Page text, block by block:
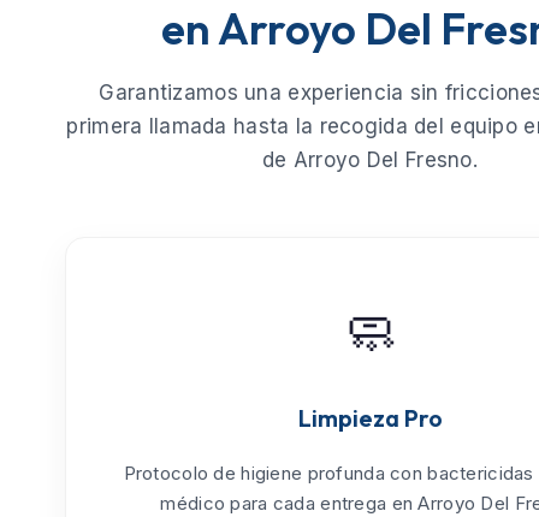
en Arroyo Del
Garantizamos una experiencia sin
primera llamada hasta la recogida del equipo
de Arroyo Del Fresno.
🧼
Limpieza Pro
Protocolo dehigiene profunda con bactericidas
médico para cada entrega en Arroyo Del